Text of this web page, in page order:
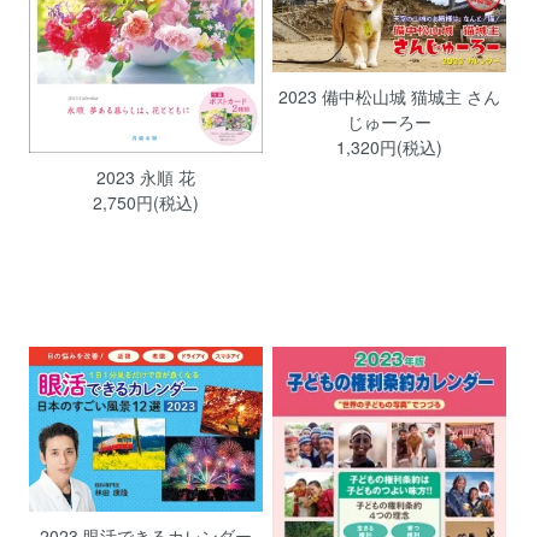
2023 永順 花
2,750円(税込)
2023 備中松山城 猫城主 さん
じゅーろー
1,320円(税込)